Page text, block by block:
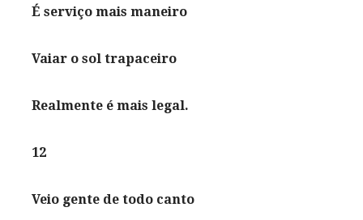
É serviço mais maneiro
Vaiar o sol trapaceiro
Realmente é mais legal.
12
Veio gente de todo canto